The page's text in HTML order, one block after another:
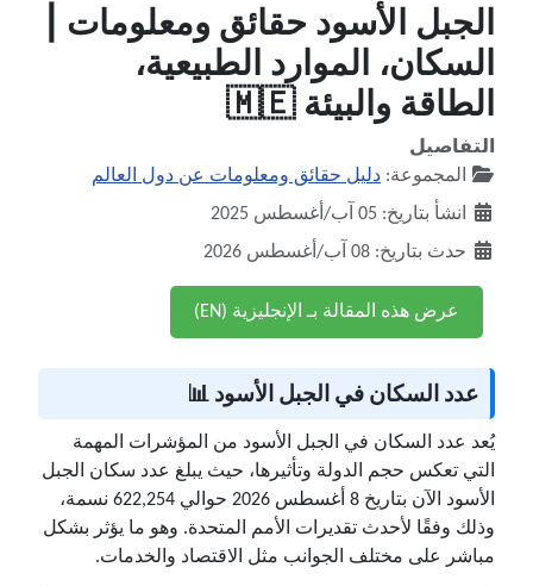
الجبل الأسود حقائق ومعلومات |
السكان، الموارد الطبيعية،
الطاقة والبيئة 🇲🇪
التفاصيل
المجموعة: دليل حقائق ومعلومات عن دول العالم
انشأ بتاريخ: 05 آب/أغسطس 2025
حدث بتاريخ: 08 آب/أغسطس 2026
عرض هذه المقالة بـ الإنجليزية (EN)
عدد السكان في الجبل الأسود 📊
يُعد عدد السكان في الجبل الأسود من المؤشرات المهمة
التي تعكس حجم الدولة وتأثيرها، حيث يبلغ عدد سكان الجبل
الأسود الآن بتاريخ 8 أغسطس 2026 حوالي 622,254 نسمة،
وذلك وفقًا لأحدث تقديرات الأمم المتحدة. وهو ما يؤثر بشكل
مباشر على مختلف الجوانب مثل الاقتصاد والخدمات.